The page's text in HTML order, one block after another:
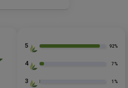
5 92%
4 7%
3 1%